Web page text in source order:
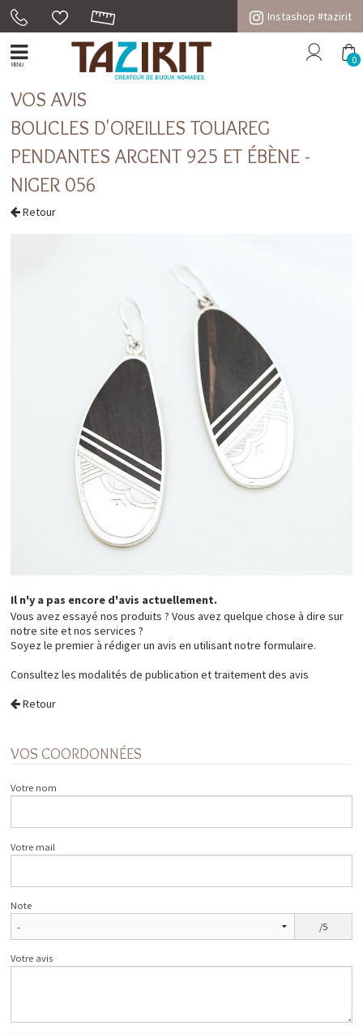
Instashop #tazirit
MENU 0
VOS AVIS
BOUCLES D'OREILLES TOUAREG
PENDANTES ARGENT 925 ET ÉBÈNE -
NIGER 056
Retour
Il n'y a pas encore d'avis actuellement.
Vous avez essayé nos produits ? Vous avez quelque chose à dire sur
notre site et nos services ?
Soyez le premier à rédiger un avis en utilisant notre formulaire.
Consultez lesmodalités de publication et traitement des avis
Retour
VOS COORDONNÉES
Votre nom
Votre mail
Note
/5
Votre avis